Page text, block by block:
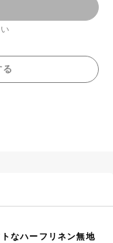
なハーフリネン無地